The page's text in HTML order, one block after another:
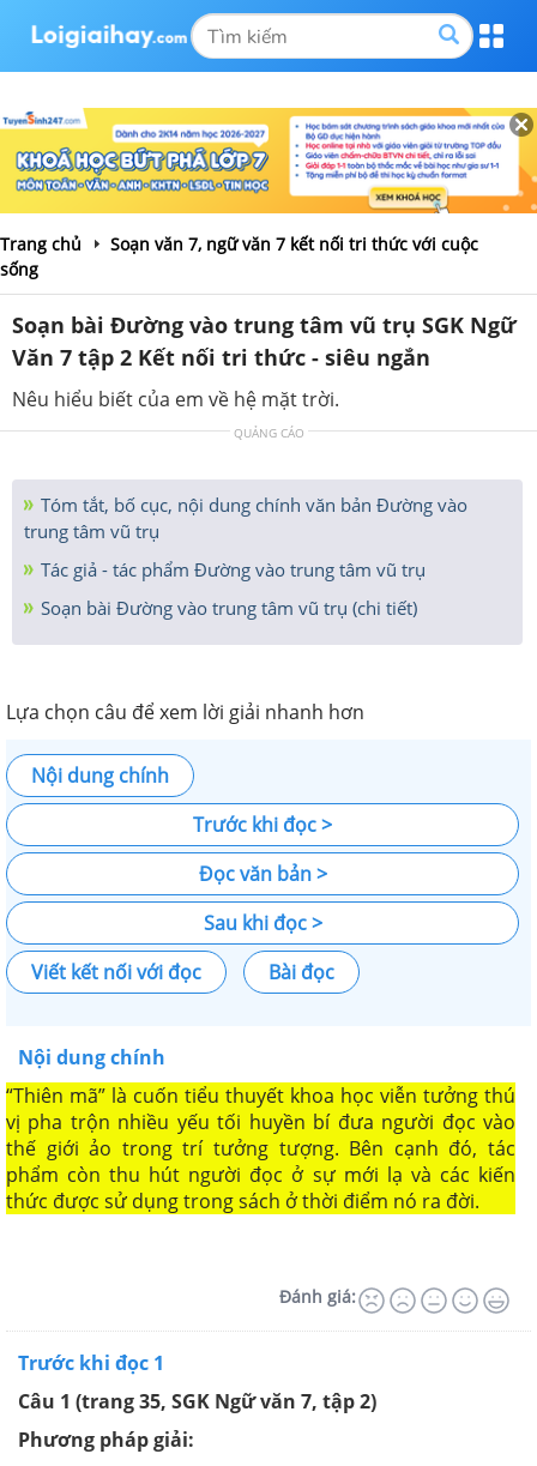
Trang chủ
Soạn văn 7, ngữ văn 7 kết nối tri thức với cuộc
sống
Soạn bài Đường vào trung tâm vũ trụ SGK Ngữ
Văn 7 tập 2 Kết nối tri thức - siêu ngắn
Nêu hiểu biết của em về hệ mặt trời.
QUẢNG CÁO
Tóm tắt, bố cục, nội dung chính văn bản Đường vào
trung tâm vũ trụ
Tác giả - tác phẩm Đường vào trung tâm vũ trụ
Soạn bài Đường vào trung tâm vũ trụ (chi tiết)
Lựa chọn câu để xem lời giải nhanh hơn
Nội dung chính
Trước khi đọc >
Đọc văn bản >
Sau khi đọc >
Viết kết nối với đọc
Bài đọc
Nội dung chính
“Thiên mã” là cuốn tiểu thuyết khoa học viễn tưởng thú
vị pha trộn nhiều yếu tối huyền bí đưa người đọc vào
thế giới ảo trong trí tưởng tượng. Bên cạnh đó, tác
phẩm còn thu hút người đọc ở sự mới lạ và các kiến
thức được sử dụng trong sách ở thời điểm nó ra đời.
Đánh giá:
Trước khi đọc 1
Câu 1 (trang 35, SGK Ngữ văn 7, tập 2)
Phương pháp giải: